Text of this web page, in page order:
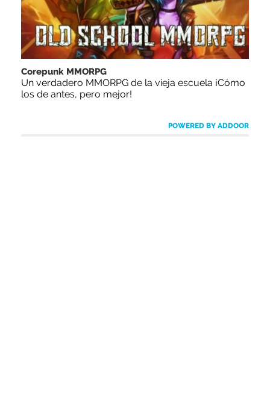
Corepunk MMORPG
Un verdadero MMORPG de la vieja escuela ¡Cómo
los de antes, pero mejor!
POWERED BY ADDOOR